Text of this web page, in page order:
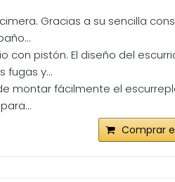
Gracias a su sencilla
con pistón. El diseño del
fugas y...
montar fácilmente el
Comprar